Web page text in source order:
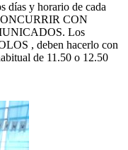
días y horario de cada
CON
Los
, deben hacerlo con
de 11.50 o 12.50